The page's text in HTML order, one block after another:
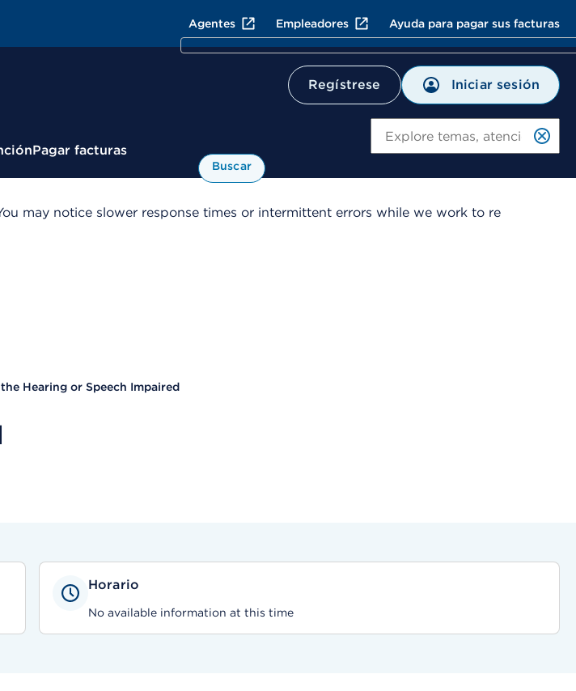
Agentes Empleadores Ayuda para pagar sus facturas
Regístrese Iniciar sesión
Pagar facturas
Buscar
may notice slower response times or intermittent errors while we work to re
Hearing or Speech Impaired
Horario
No available information at this time